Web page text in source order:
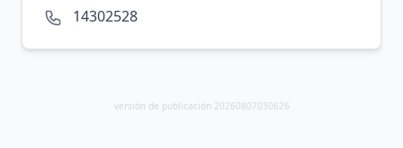
14302528
versión de publicación 20260807030626